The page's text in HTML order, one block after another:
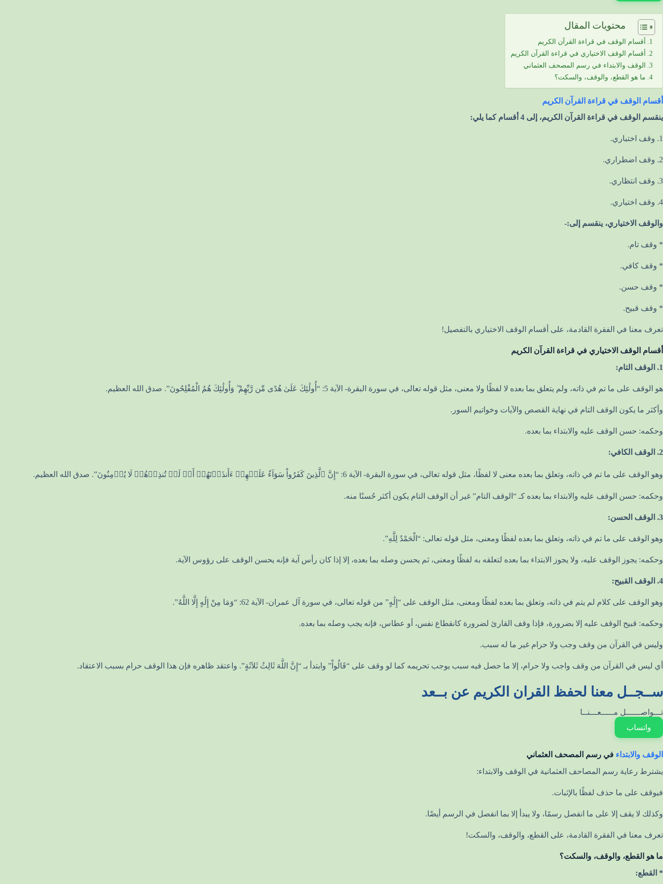
محتويات المقال
أقسام الوقف في قراءة القرآن الكريم
أقسام الوقف الاختياري في قراءة القرآن الكريم
الوقف والابتداء في رسم المصحف العثماني
ما هو القطع، والوقف، والسكت؟
أقسام الوقف في قراءة القرآن الكريم
ينقسم الوقف في قراءة القرآن الكريم، إلى 4 أقسام كما يلي:
1. وقف اختباري.
2. وقف اضطراري.
3. وقف انتظاري.
4. وقف اختياري.
والوقف الاختياري، ينقسم إلى:-
* وقف تام.
* وقف كافي.
* وقف حسن.
* وقف قبيح.
تعرف معنا في الفقرة القادمة، على أقسام الوقف الاختياري بالتفصيل!
أقسام الوقف الاختياري في قراءة القرآن الكريم
1. الوقف التام:
هو الوقف على ما تم في ذاته، ولم يتعلق بما بعده لا لفظًا ولا معنى، مثل قوله تعالى، في سورة البقرة- الآية 5: “أُولَٰئِكَ عَلَىٰ هُدًى مِّن رَّبِّهِمْ ۖ وَأُولَٰئِكَ هُمُ الْمُفْلِحُونَ”. صدق الله العظيم.
وأكثر ما يكون الوقف التام في نهاية القصص والآيات وخواتيم السور.
وحكمه: حسن الوقف عليه والابتداء بما بعده.
2. الوقف الكافي:
وهو الوقف على ما تم في ذاته، وتعلق بما بعده معنى لا لفظًا، مثل قوله تعالى، في سورة البقرة- الآية 6: “إِنَّ ٱلَّذِينَ كَفَرُواْ سَوَآءٌ عَلَيۡهِمۡ ءَأَنذَرۡتَهُمۡ أَمۡ لَمۡ تُنذِرۡهُمۡ لَا يُؤۡمِنُونَ”. صدق الله العظيم.
وحكمه: حسن الوقف عليه والابتداء بما بعده كـ “الوقف التام” غير أن الوقف التام يكون أكثر حُسنًا منه.
3. الوقف الحسن:
وهو الوقف على ما تم في ذاته، وتعلق بما بعده لفظًا ومعنى، مثل قوله تعالى: “الْحَمْدُ لِلَّهِ”.
وحكمه: يجوز الوقف عليه، ولا يجوز الابتداء بما بعده لتعلقه به لفظًا ومعنى، ثم يحسن وصله بما بعده، إلا إذا كان رأس آية فإنه يحسن الوقف على رؤوس الآية.
4. الوقف القبيح:
وهو الوقف على كلام لم يتم في ذاته، وتعلق بما بعده لفظًا ومعنى، مثل الوقف على “إِلَٰهٍ” من قوله تعالى، في سورة آل عمران- الآية 62: “وَمَا مِنْ إِلَٰهٍ إِلَّا اللَّهُ”.
وحكمه: قبيح الوقف عليه إلا بضرورة، فإذا وقف القارئ لضرورة كانقطاع نفس، أو عطاس، فإنه يجب وصله بما بعده.
وليس في القرآن من وقف وجب ولا حرام غير ما له سبب.
أي ليس في القرآن من وقف واجب ولا حرام، إلا ما حصل فيه سبب يوجب تحريمه كما لو وقف على “قَالُواْ” وابتدأ بـ “إِنَّ اللَّهَ ثَالِثُ ثَلاَثَةٍ”. واعتقد ظاهره فإن هذا الوقف حرام بسبب الاعتقاد.
ســجــل معنا لحفظ القران الكريم عن بــعد
تـــواصــــــل مـــــعـــنــا
واتساب
الوقف والابتداء في رسم المصحف العثماني
يشترط رعاية رسم المصاحف العثمانية في الوقف والابتداء:
فيوقف على ما حذف لفظًا بالإثبات.
وكذلك لا يقف إلا على ما انفصل رسمًا، ولا يبدأ إلا بما انفصل في الرسم أيضًا.
تعرف معنا في الفقرة القادمة، على القطع، والوقف، والسكت!
ما هو القطع، والوقف، والسكت؟
* القطع: